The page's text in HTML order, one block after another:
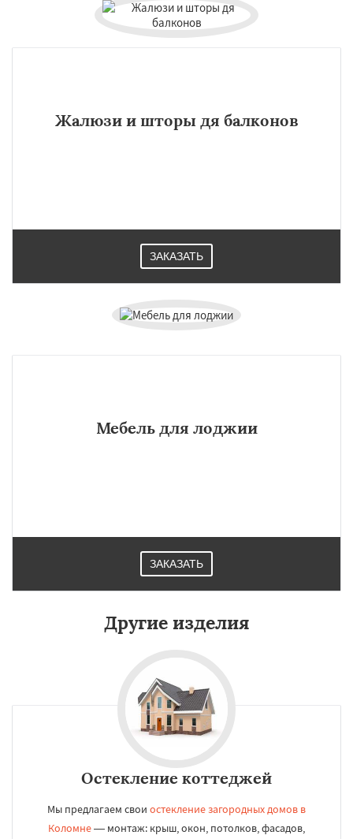
Жалюзи и шторы дя балконов
ЗАКАЗАТЬ
Мебель для лоджии
ЗАКАЗАТЬ
Другие изделия
Остекление коттеджей
Мы предлагаем свои остекление загородных домов в
Коломне— монтаж: крыш, окон, потолков, фасадов,